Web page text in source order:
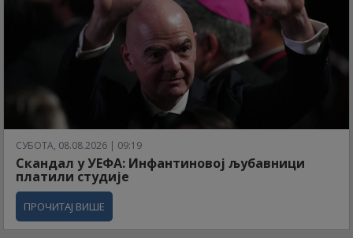
СУБОТА, 08.08.2026 | 09:19
Скандал у УЕФА: Инфантиновој љубавници
платили студије
ПРОЧИТАЈ ВИШЕ